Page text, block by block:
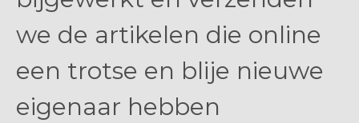
we de artikelen die online
een trotse en blije nieuwe
eigenaar hebben